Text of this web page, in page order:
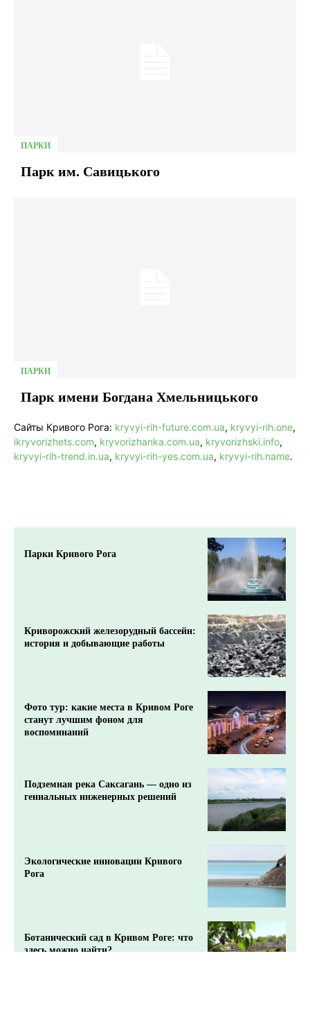
ПАРКИ
Парк им. Савицького
ПАРКИ
Парк имени Богдана Хмельницького
Сайты Кривого Рога: kryvyi-rih-future.com.ua, kryvyi-rih.one,
ikryvorizhets.com, kryvorizhanka.com.ua, kryvorizhski.info,
kryvyi-rih-trend.in.ua, kryvyi-rih-yes.com.ua, kryvyi-rih.name.
Парки Кривого Рога
Криворожский железорудный бассейн:
история и добывающие работы
Фото тур: какие места в Кривом Роге
станут лучшим фоном для
воспоминаний
Подземная река Саксагань — одно из
гениальных инженерных решений
Экологические инновации Кривого
Рога
Ботанический сад в Кривом Роге: что
здесь можно найти?